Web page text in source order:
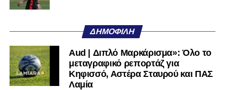
Όταν αποφασίσει να συνειδητοποιήσει ότι είναι
πολύ μικρή.
Ακολουθήστε το lamiara.grστοGoogle Newsγια να
μαθαίνετε πρώτοι τα κυανόλευκα νέα στην Ελλάδα και τον
υπόλοιπο κόσμο. Ακολουθήστε το lamiara.gr στο
ΔΗΜΟΦΙΛΉ
Aud | Διπλό Μαρκάρισμα»: Όλο το
μεταγραφικό ρεπορτάζ για
Κηφισσό, Αστέρα Σταυρού και ΠΑΣ
Λαμία